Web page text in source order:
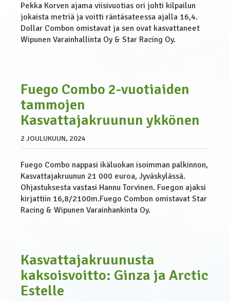
Pekka Korven ajama viisivuotias ori johti kilpailun
jokaista metriä ja voitti räntäsateessa ajalla 16,4.
Dollar Combon omistavat ja sen ovat kasvattaneet
Wipunen Varainhallinta Oy & Star Racing Oy.
Fuego Combo 2-vuotiaiden
tammojen
Kasvattajakruunun ykkönen
2 JOULUKUUN, 2024
Fuego Combo nappasi ikäluokan isoimman palkinnon,
Kasvattajakruunun 21 000 euroa, Jyväskylässä.
Ohjastuksesta vastasi Hannu Torvinen. Fuegon ajaksi
kirjattiin 16,8/2100m.Fuego Combon omistavat Star
Racing & Wipunen Varainhankinta Oy.
Kasvattajakruunusta
kaksoisvoitto: Ginza ja Arctic
Estelle